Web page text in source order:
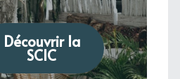
Découvrir la
SCIC